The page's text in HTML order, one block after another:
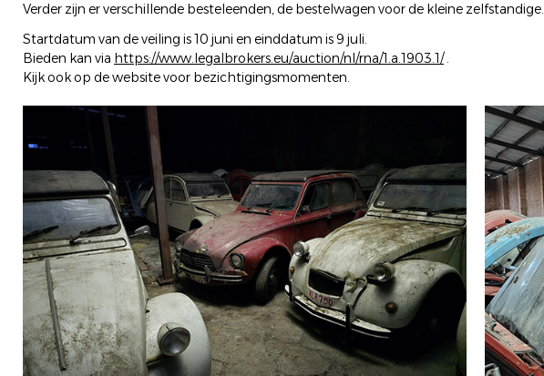
Verder zijn er verschillende besteleenden, de bestelwagen voor de kleine zelfstandige.
Startdatum van de veiling is 10 juni en einddatum is 9 juli.
Bieden kan via https://www.legalbrokers.eu/auction/nl/rna/1.a.1903.1/.
Kijk ook op de website voor bezichtigingsmomenten.